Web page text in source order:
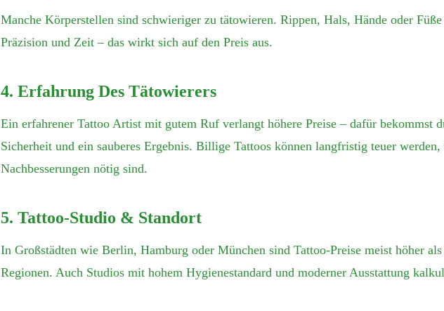
Manche Körperstellen sind schwieriger zu tätowieren. Rippen, Hals, Hände oder
Präzision und Zeit – das wirkt sich auf den Preis aus.
4. Erfahrung Des Tätowierers
Ein erfahrener Tattoo Artist mit gutem Ruf verlangt höhere Preise – dafür bekommst
Sicherheit und ein sauberes Ergebnis. Billige Tattoos können langfristig teuer werden,
Nachbesserungen nötig sind.
5. Tattoo-Studio & Standort
In Großstädten wie Berlin, Hamburg oder München sind Tattoo-Preise meist höher
Regionen. Auch Studios mit hohem Hygienestandard und moderner Ausstattung